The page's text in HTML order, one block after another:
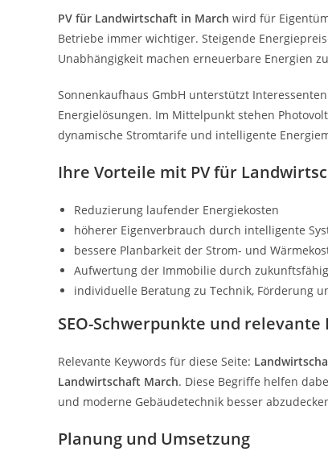
PV für Landwirtschaft in March wird für
Betriebe immer wichtiger. Steigende
Unabhängigkeit machen erneuerbare Energien
Sonnenkaufhaus GmbH unterstützt
Energielösungen. Im Mittelpunkt stehen
dynamische Stromtarife und intelligente
Ihre Vorteile mit PV für
Reduzierung laufender Energiekosten
höherer Eigenverbrauch durch intelligente
bessere Planbarkeit der Strom- und
Aufwertung der Immobilie durch
individuelle Beratung zu Technik, Förderung
SEO-Schwerpunkte und relevante
Relevante Keywords für diese Seite:
Landwirtschaft March. Diese Begriffe helfen
und moderne Gebäudetechnik besser
Planung und Umsetzung